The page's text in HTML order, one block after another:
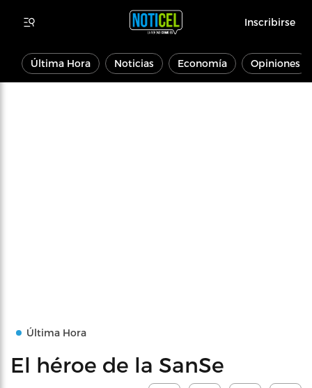
Inscribirse
Última Hora Noticias Economía Opiniones
Última Hora
El héroe de la SanSe